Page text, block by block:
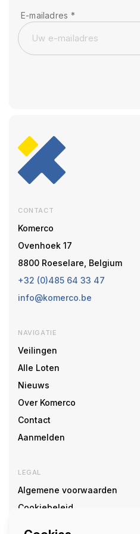
E-mailadres *
CONTACT
Komerco
Ovenhoek 17
8800 Roeselare, Belgium
+32 (0)485 64 33 47
info@komerco.be
NAVIGATIE
Veilingen
Alle Loten
Nieuws
Over Komerco
Contact
Aanmelden
LEGAL
Algemene voorwaarden
Cookiebeleid